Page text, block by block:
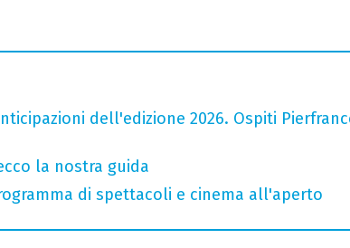
dell'edizione 2026. Ospiti
la nostra guida
di spettacoli e cinema all'aperto